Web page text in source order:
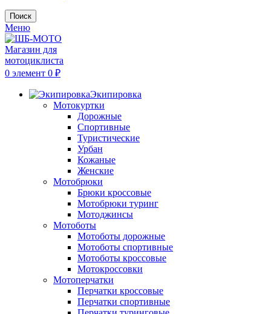
Поиск
Меню
0 элемент 0 ₽
Экипировка
Мотокуртки
Дорожные
Спортивные
Туристические
Урбан
Кожаные
Женские
Мотобрюки
Брюки кроссовые
Мотобрюки туринг
Мотоджинсы
Мотоботы
Мотоботы дорожные
Мотоботы спортивные
Мотоботы кроссовые
Мотокроссовки
Мотоперчатки
Перчатки кроссовые
Перчатки спортивные